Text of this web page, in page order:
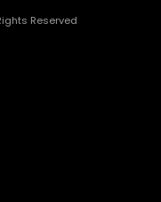
Reserved